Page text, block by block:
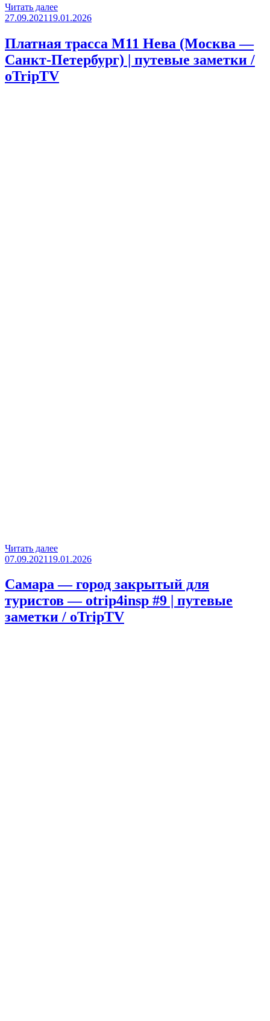
Читать далее«Тольятти
—
место
—
otrip4insp
#10
Опубликовано
27.09.2021 19.01.2026
Платная трасса М11 Нева (Москва —
Санкт-Петербург) | путевые заметки /
oTripTV
Читать далее«Платная
трасса
Нева
(Москва
—
Санкт-
Петербург)
Опубликовано
07.09.2021 19.01.2026
Самара — город закрытый для
туристов — otrip4insp #9 | путевые
заметки / oTripTV